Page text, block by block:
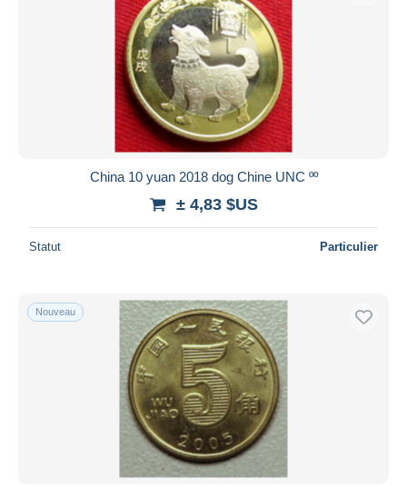
China 10 yuan 2018 dog Chine UNC ºº
± 4,83 $US
Statut Particulier
Nouveau